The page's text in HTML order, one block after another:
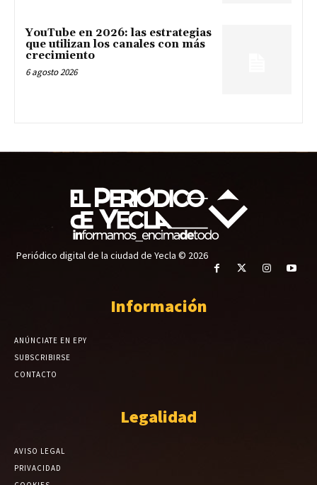
YouTube en 2026: las estrategias
que utilizan los canales con más
crecimiento
6 agosto 2026
Periódico digital de la ciudad de Yecla © 2026
Información
ANÚNCIATE EN EPY
SUBSCRIBIRSE
CONTACTO
Legalidad
AVISO LEGAL
PRIVACIDAD